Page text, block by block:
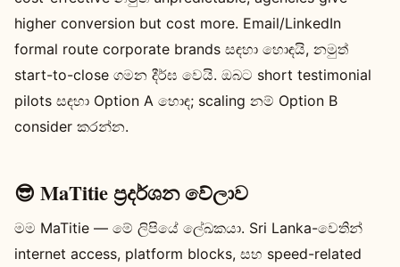
higher conversion but cost more. Email/LinkedIn
formal route corporate brands සඳහා හොඳයි, නමුත්
start-to-close ගමන දීර්ඝ වෙයි. ඔබට short testimonial
pilots සඳහා Option A හොඳ; scaling නම් Option B
consider කරන්න.
😎 MaTitie ප්‍රදර්ශන වේලාව
මම MaTitie — මේ ලිපියේ ලේඛකයා. Sri Lanka-වෙතින්
internet access, platform blocks, සහ speed-related